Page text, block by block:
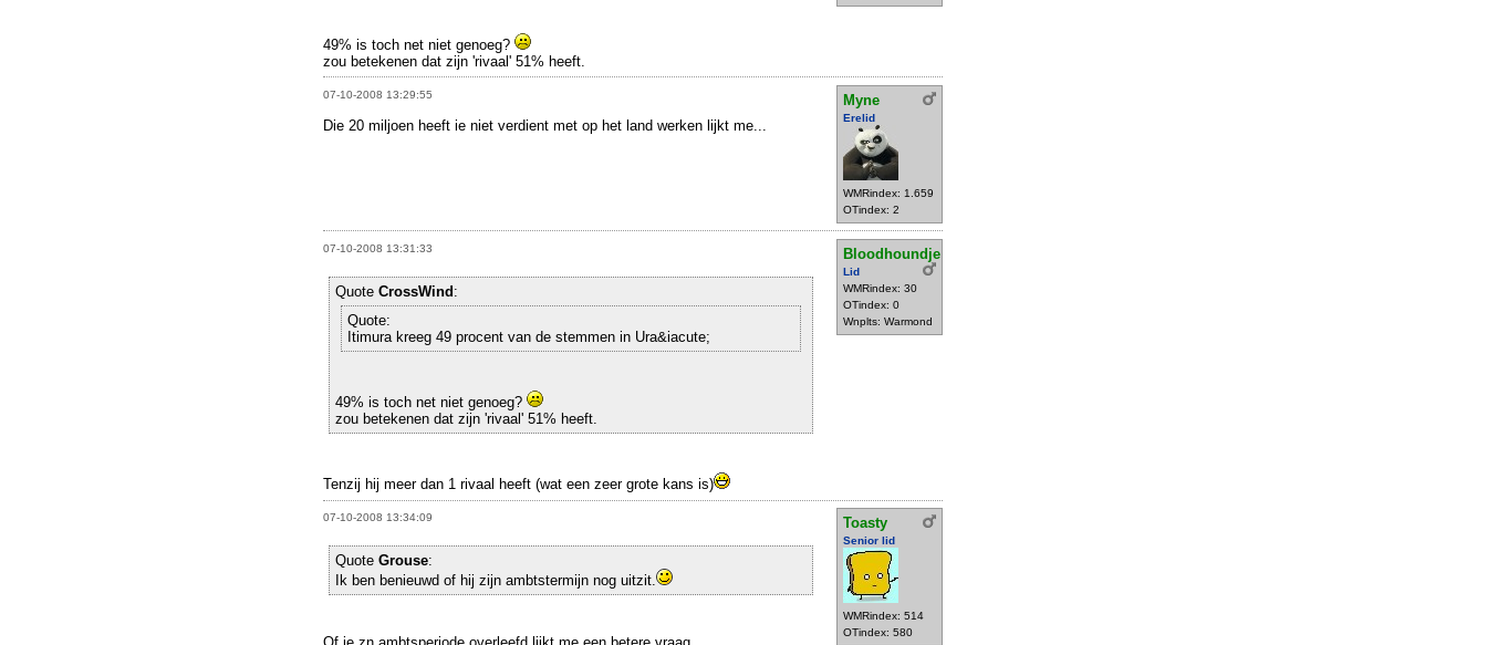
49% is toch net niet genoeg?
zou betekenen dat zijn 'rivaal' 51% heeft.
07-10-2008 13:29:55 Myne
Erelid
WMRindex: 1.659
OTindex: 2
Die 20 miljoen heeft ie niet verdient met op het land werken lijkt me...
07-10-2008 13:31:33 Bloodhoundje
Lid
WMRindex: 30
OTindex: 0
Wnplts: Warmond
Quote CrossWind :
Quote:
Itimura kreeg 49 procent van de stemmen in Ura&iacute;
49% is toch net niet genoeg?
zou betekenen dat zijn 'rivaal' 51% heeft.
Tenzij hij meer dan 1 rivaal heeft (wat een zeer grote kans is)
07-10-2008 13:34:09 Toasty
Senior lid
WMRindex: 514
OTindex: 580
Quote Grouse:
Ik ben benieuwd of hij zijn ambtstermijn nog uitzit.